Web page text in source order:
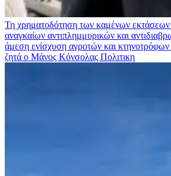
Τη χρηματοδότηση των καμένων
αναγκαίων αντιπλημμυρικών και
άμεση ενίσχυση αγροτών και
ζητά ο Μάνος Κόνσολας Πολιτικη